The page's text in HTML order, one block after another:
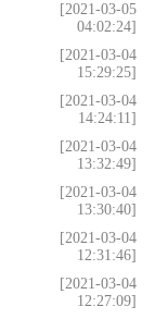
[2021-03-05
04:02:24]
[2021-03-04
15:29:25]
[2021-03-04
14:24:11]
[2021-03-04
13:32:49]
[2021-03-04
13:30:40]
[2021-03-04
12:31:46]
[2021-03-04
12:27:09]